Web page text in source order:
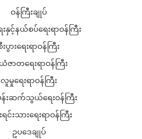
ဝန်ကြီးချုပ်
နှင့်နယ်စပ်ရေးရာဝန်ကြီး
းပွားရေးရာဝန်ကြီး
ာတရေးရာဝန်ကြီး
လူမှုရေးရာဝန်ကြီး
န်းဆက်သွယ်ရေးဝန်ကြီး
င်းသားရေးရာဝန်ကြီး
ဥပဒေချုပ်